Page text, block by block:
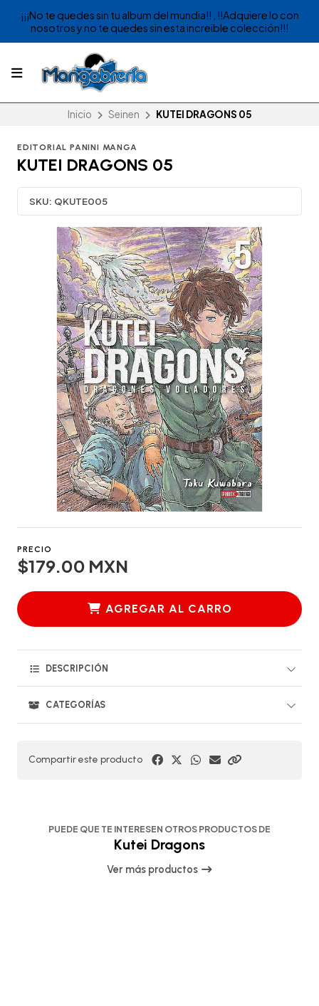
¡¡¡No te quedes sin tu album del mundia!! , !!Adquiere lo con
nosotros y no te quedes sin esta increible colección!!!
Inicio Seinen KUTEI DRAGONS 05
EDITORIAL PANINI MANGA
KUTEI DRAGONS 05
SKU: QKUTE005
PRECIO
$179.00 MXN
AGREGAR AL CARRO
DESCRIPCIÓN
CATEGORÍAS
Compartir este producto
PUEDE QUE TE INTERESEN OTROS PRODUCTOS DE
Kutei Dragons
Ver más productos